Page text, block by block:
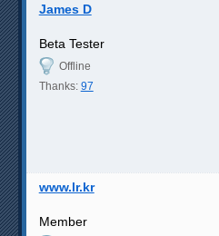
James D
Beta Tester
Offline
Thanks: 97
www.lr.kr
Member